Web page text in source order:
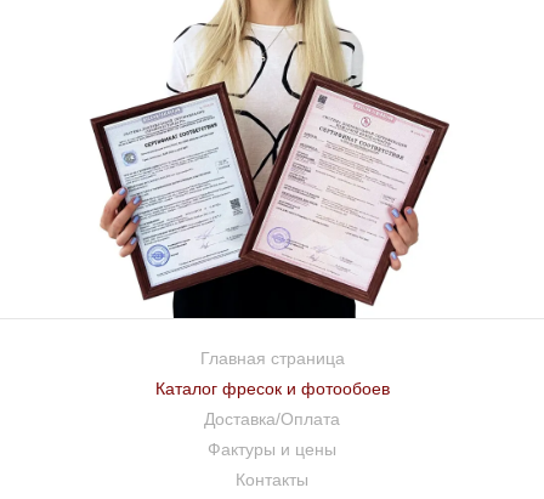
Главная страница
Каталог фресок и фотообоев
Доставка/Оплата
Фактуры и цены
Контакты